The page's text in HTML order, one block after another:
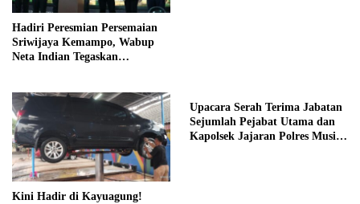
Hadiri Peresmian Persemaian
Sriwijaya Kemampo, Wabup
Neta Indian Tegaskan
Kini Hadir di Kayuagung!
Upacara Serah Terima Jabatan
Sejumlah Pejabat Utama dan
Kapolsek Jajaran Polres Musi